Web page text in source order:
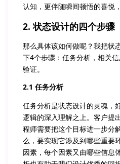
认知，更伴随瞬间顿悟的喜悦
2. 状态设计的四个步骤
那么具体该如何做呢？我把状
下4个步骤：任务分析，相关
验证。
2.1 任务分析
任务分析是状态设计的灵魂，
逻辑的深入理解之上。客户提
程师需要把这个目标进一步分
么，要实现它涉及到哪些重要
因素，每个因素又由哪些信息